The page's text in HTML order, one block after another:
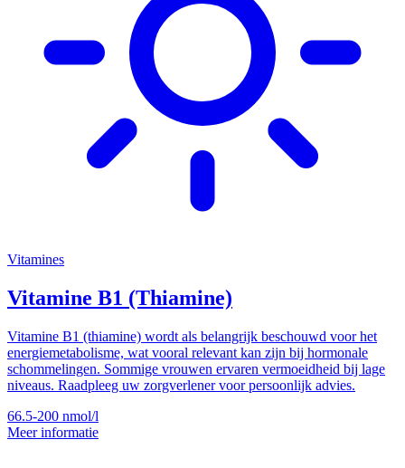
Vitamines
Vitamine B1 (Thiamine)
Vitamine B1 (thiamine) wordt als belangrijk beschouwd voor het
energiemetabolisme, wat vooral relevant kan zijn bij hormonale
schommelingen. Sommige vrouwen ervaren vermoeidheid bij lage
niveaus. Raadpleeg uw zorgverlener voor persoonlijk advies.
66.5-200 nmol/l
Meer informatie